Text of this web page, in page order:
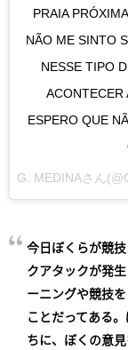
PRAIA
NÃO ME SINTO
NESSE TIPO
ACONTECER
ESPERO QUE
G. MEDINAさん
今日ぼくらが競
クアタックが発
ーニングや競技
ことだってある
ちに、ぼくの意